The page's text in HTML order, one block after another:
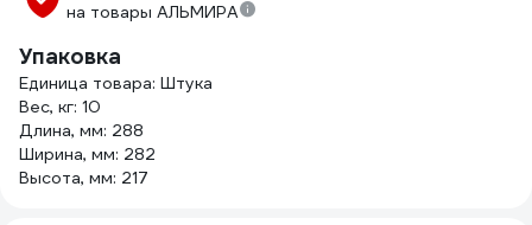
на товары АЛЬМИРА
Упаковка
Единица товара: Штука
Вес, кг: 10
Длина, мм: 288
Ширина, мм: 282
Высота, мм: 217